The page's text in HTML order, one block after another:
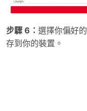
步驟 6： 選擇你偏好的
存到你的裝置。